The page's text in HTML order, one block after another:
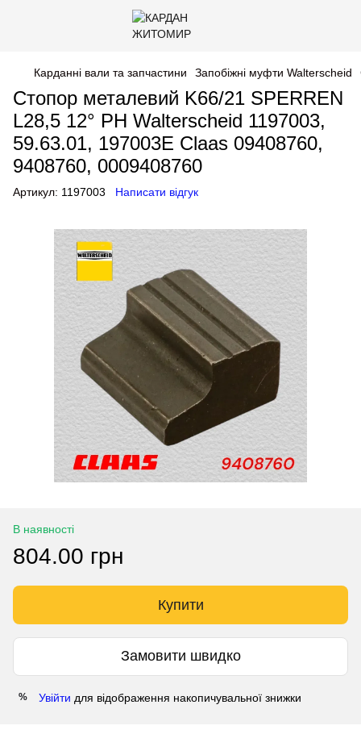
Карданні вали та запчастини Запобіжні муфти Walterscheid
Стопор металевий K66/21 SPERREN
L28,5 12° PH Walterscheid 1197003,
59.63.01, 197003E Claas 09408760,
9408760, 0009408760
Артикул: 1197003 Написати відгук
В наявності
804.00 грн
Купити
Замовити швидко
% Увійти для відображення накопичувальної знижки